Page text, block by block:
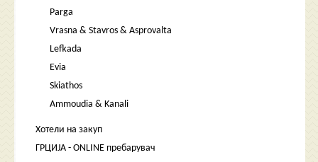
Parga
Vrasna & Stavros & Asprovalta
Lefkada
Evia
Skiathos
Ammoudia & Kanali
Хотели на закуп
ГРЦИЈА - ONLINE пребарувач